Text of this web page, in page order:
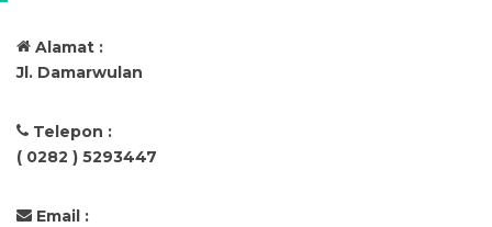
Alamat :
Jl. Damarwulan
Telepon :
( 0282 ) 5293447
Email :